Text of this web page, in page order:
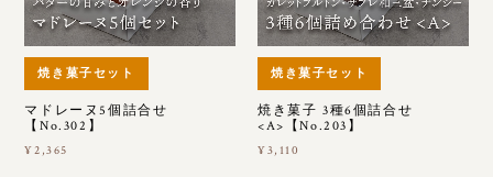
焼き菓子セット
マドレーヌ5個詰合せ
【No.302】
¥2,365
焼き菓子セット
焼き菓子 3種6個詰合せ
<A>【No.203】
¥3,110